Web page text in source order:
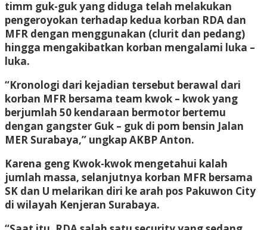
timm guk-guk yang diduga telah melakukan
pengeroyokan terhadap kedua korban RDA dan
MFR dengan menggunakan (clurit dan pedang)
hingga mengakibatkan korban mengalami luka –
luka.
“Kronologi dari kejadian tersebut berawal dari
korban MFR bersama team kwok – kwok yang
berjumlah 50 kendaraan bermotor bertemu
dengan gangster Guk – guk di pom bensin Jalan
MER Surabaya,” ungkap AKBP Anton.
Karena geng Kwok-kwok mengetahui kalah
jumlah massa, selanjutnya korban MFR bersama
SK dan U melarikan diri ke arah pos Pakuwon City
di wilayah Kenjeran Surabaya.